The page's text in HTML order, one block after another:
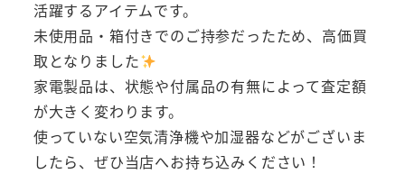
活躍するアイテムです。
未使用品・箱付きでのご持参だったため、高価買
取となりました
家電製品は、状態や付属品の有無によって査定額
が大きく変わります。
使っていない空気清浄機や加湿器などがございま
したら、ぜひ当店へお持ち込みください！